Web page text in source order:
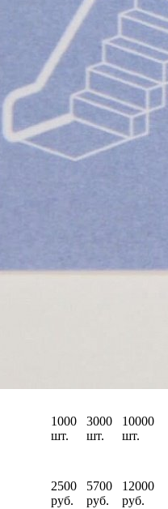
1000
шт.
3000
шт.
10000
шт.
2500
руб.
5700
руб.
12000
руб.